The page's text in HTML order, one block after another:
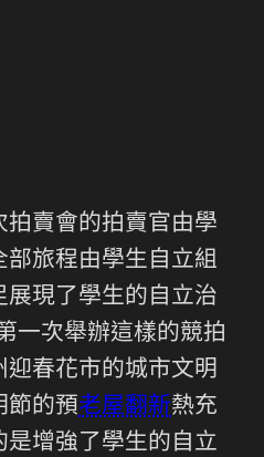
賣會的拍賣官由學
旅程由學生自立組
展現了學生的自立治
一次舉辦這樣的競拍
迎春花市的城市文明
節的預老屋翻新熱充
是增強了學生的自立